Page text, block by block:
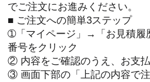
でご注文にお進みください。
■ ご注文への簡単3ステップ
➀「マイページ」→「お見積履
番号をクリック
② 内容をご確認のうえ、お支
③ 画面下部の「上記の内容で